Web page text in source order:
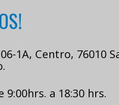
1A, Centro, 76010
9:00hrs. a 18:30 hrs.